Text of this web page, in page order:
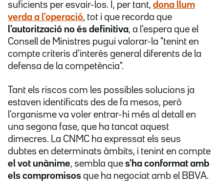
suficients per esvair-los. I, per tant, dona llum
verda a l'operació, tot i que recorda que
l'autorització no és definitiva, a l'espera que el
Consell de Ministres pugui valorar-la "tenint en
compte criteris d'interès general diferents de la
defensa de la competència".
Tant els riscos com les possibles solucions ja
estaven identificats des de fa mesos, però
l'organisme va voler entrar-hi més al detall en
una segona fase, que ha tancat aquest
dimecres. La CNMC ha expressat els seus
dubtes en determinats àmbits, i tenint en compte
el vot unànime, sembla que s'ha conformat amb
els compromisos que ha negociat amb el BBVA.